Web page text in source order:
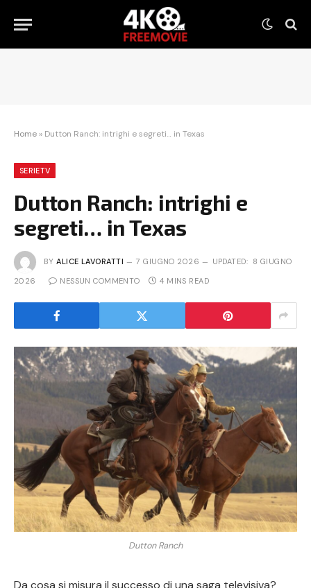
Home » Dutton Ranch: intrighi e segreti… in Texas
SERIETV
Dutton Ranch: intrighi e
segreti… in Texas
BY ALICE LAVORATTI 7 GIUGNO 2026 UPDATED: 8 GIUGNO
2026 NESSUN COMMENTO 4 MINS READ
Dutton Ranch
Da cosa si misura il successo di una saga televisiva?